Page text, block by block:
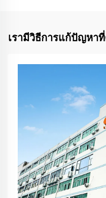
เรามีวิธีการแก้ปัญหา